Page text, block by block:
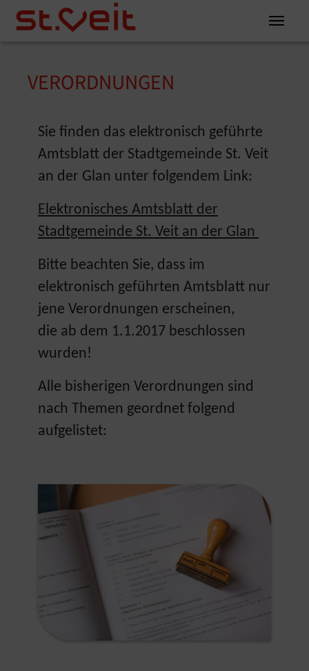
Zum Inhalt springen
Zum Seitenende springen
You are here:
VERORDNUNGEN
Sie finden das elektronisch geführte
Amtsblatt der Stadtgemeinde St. Veit
an der Glan unter folgendem Link:
Elektronisches Amtsblatt der
Stadtgemeinde St. Veit an der Glan
Bitte beachten Sie, dass im
elektronisch geführten Amtsblatt nur
jene Verordnungen erscheinen,
die ab dem 1.1.2017 beschlossen
wurden!
Alle bisherigen Verordnungen sind
nach Themen geordnet folgend
aufgelistet: